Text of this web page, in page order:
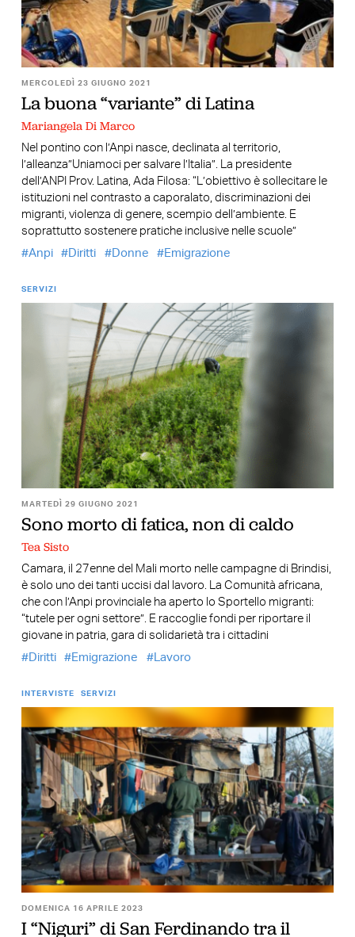
MERCOLEDÌ 23 GIUGNO 2021
La buona “variante” di Latina
Mariangela Di Marco
Nel pontino con l’Anpi nasce, declinata al territorio,
l’alleanza”Uniamoci per salvare l’Italia”. La presidente
dell’ANPI Prov. Latina, Ada Filosa: “L’obiettivo è sollecitare le
istituzioni nel contrasto a caporalato, discriminazioni dei
migranti, violenza di genere, scempio dell’ambiente. E
soprattutto sostenere pratiche inclusive nelle scuole”
Anpi
Diritti Donne Emigrazione
SERVIZI
MARTEDÌ 29 GIUGNO 2021
Sono morto di fatica, non di caldo
Tea Sisto
Camara, il 27enne del Mali morto nelle campagne di Brindisi,
è solo uno dei tanti uccisi dal lavoro. La Comunità africana,
che con l’Anpi provinciale ha aperto lo Sportello migranti:
“tutele per ogni settore”. E raccoglie fondi per riportare il
giovane in patria, gara di solidarietà tra i cittadini
Diritti
Emigrazione Lavoro
INTERVISTE SERVIZI
DOMENICA 16 APRILE 2023
I “Niguri” di San Ferdinando tra il